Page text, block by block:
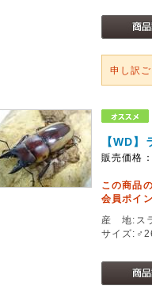
申し訳
【WD
販売価格
この商品
会員ポイ
産 地:ス
サイズ